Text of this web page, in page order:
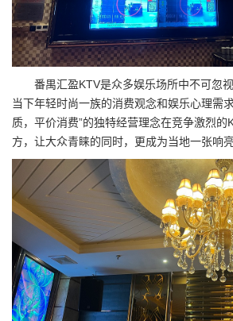
番禺汇盈KTV是众多娱乐场所中不可忽视
当下年轻时尚一族的消费观念和娱乐心理需
质，平价消费”的独特经营理念在竞争激烈的
方，让大众青睐的同时，更成为当地一张响